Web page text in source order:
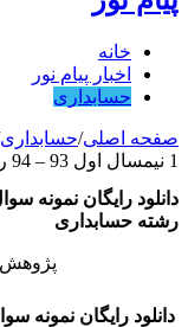
خانه
اخبار پیام نور
حسابداری
صفحه اصلی/حسابداری
1 نیمسال اول 93 – 94 رشته حسابداری
رشته حسابداری
پژوهش